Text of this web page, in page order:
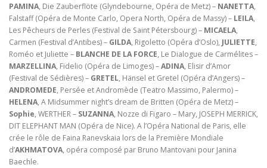
PAMINA, Die Zauberflöte (Glyndebourne, Opéra de Metz) – NANETTA,
Falstaff (Opéra de Monte Carlo, Opera North, Opéra de Massy) – LEILA,
Les Pêcheurs de Perles (Festival de Saint Pétersbourg) – MICAELA,
Carmen (Festival d’Antibes) – GILDA, Rigoletto (Opéra d’Oslo), JULIETTE,
Roméo et Juliette – BLANCHE DE LA FORCE, Le Dialogue de Carmélites –
MARZELLINA, Fidelio (Opéra de Limoges) –ADINA, Elisir d’Amor
(Festival de Sédières) – GRETEL, Hänsel et Gretel (Opéra d’Angers) –
ANDROMEDE, Persée et Andromède (Teatro Massimo, Palermo) –
HELENA, A Midsummer night’s dream de Britten (Opéra de Metz) –
Sophie, WERTHER – SUZANNA, Nozze di Figaro – Mary, JOSEPH MERRICK,
DIT ELEPHANT MAN (Opéra de Nice). A l’Opéra National de Paris, elle
crée le rôle de Faina Ranevskaia lors de la Première Mondiale
d’AKHMATOVA, opéra composé par Bruno Mantovani pour Janina
Baechle.